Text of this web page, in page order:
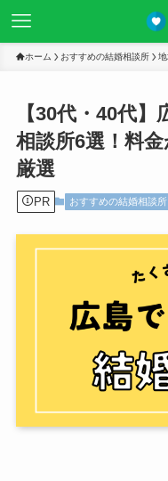
ホーム おすすめの結婚相談所 地
【30代・40代
相談所6選！料
厳選
PR おすすめの結婚相談所